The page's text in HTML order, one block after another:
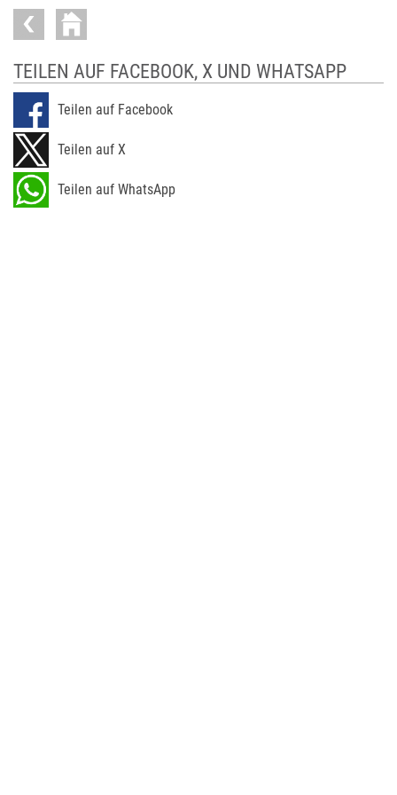
TEILEN AUF FACEBOOK, X UND WHATSAPP
Teilen auf Facebook
Teilen auf X
Teilen auf WhatsApp